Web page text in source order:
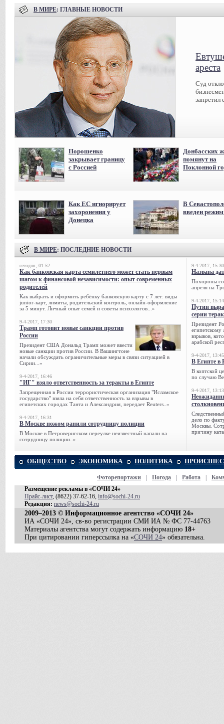
В МИРЕ: ГЛАВНЫЕ НОВОСТИ
ареста
Суд
запретил
Порошенко
закрывает границу
с Россией
Донбасских
помянут на
Поклонной
Как ЕС игнорирует
захоронения у
Донецка
В
введен
В МИРЕ: ПОСЛЕДНИЕ НОВОСТИ
сегодня, 01:52
Как банковская карта семилетнего может стать первым
шагом к финансовой независимости: опыт современных
родителей
Как выбрать и оформить ребёнку банковскую карту с 7 лет: виды
junior-карт, лимиты, родительский контроль, онлайн-оформление
за 5 минут. Личный опыт семей и советы психологов...»
9-4-2017, 17:30
Трамп готовит новые санкции против
России
Президент США Дональд Трамп может ввести
новые санкции против России. В Вашингтоне
начали обсуждать ограничительные меры в связи ситуацией в
Сирии...»
9-4-2017, 16:46
"ИГ" взяло ответственность за теракты в Египте
Запрещенная в России террористическая организация "Исламское
государство" взяла на себя ответственность за взрывы в
египетских городах Танта и Александрия, передает Reuters..»
9-4-2017, 16:31
В Москве ножом ранили сотрудницу полиции
В Москве в Петроверигском переулке неизвестный напали на
сотрудницу полиции..»
9-4-2017, 15:30
Названа
Похороны
апреля на
9-4-2017, 15:14
Путин
серии
Президент
египетскому
взрывов,
арабской
9-4-2017, 13:45
В Египте в
В коптской
по случаю
9-4-2017, 13:13
дело по
Москвы.
причину
ОБЩЕСТВО ЭКОНОМИКА ПОЛИТИКА
Фоторепортажи Погода Работа
Размещение рекламы в «СОЧИ 24»
Прайс-лист, (8622) 37-62-16, info@sochi-24.ru
Редакция: news@sochi-24.ru
2009–2013 © Информационное агентство «СОЧИ 24»
ИА «СОЧИ 24», св-во регистрации СМИ ИА № ФС 77-44763
Материалы агентства могут содержать информацию 18+
При цитировании гиперссылка на «СОЧИ 24» обязательна.